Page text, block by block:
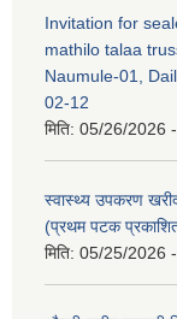
Invitation for
mathilo talaa
Naumule-01,
02-12
मिति: 05/26/2026
स्वास्थ्य उपकरण
(प्रथम पटक
मिति: 05/25/2026